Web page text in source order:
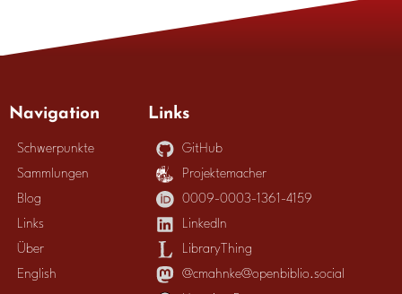
Navigation
Schwerpunkte
Sammlungen
Blog
Links
Über
English
Links
GitHub
Projektemacher
0009-0003-1361-4159
LinkedIn
LibraryThing
@cmahnke@openbiblio.social